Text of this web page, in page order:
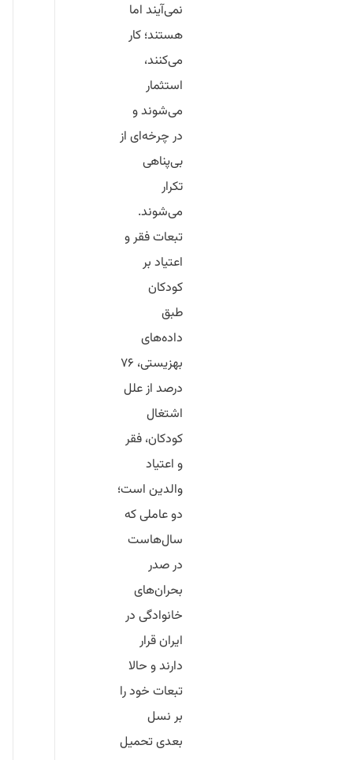
نمی‌آیند اما
هستند؛ کار
می‌کنند،
استثمار
می‌شوند و
در چرخه‌ای از
بی‌پناهی
تکرار
می‌شوند.
تبعات فقر و
اعتیاد بر
کودکان
طبق
داده‌های
بهزیستی، ۷۶
درصد از علل
اشتغال
کودکان، فقر
و اعتیاد
والدین است؛
دو عاملی که
سال‌هاست
در صدر
بحران‌های
خانوادگی در
ایران قرار
دارند و حالا
تبعات خود را
بر نسل
بعدی تحمیل